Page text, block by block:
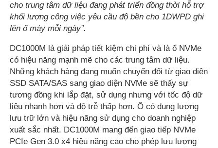
cho trung tâm dữ liệu đang phát triển đồng thời hỗ trợ
khối lượng công việc yêu cầu độ bền cho 1DWPD ghi
lên ổ máy mỗi ngày”.
DC1000M là giải pháp tiết kiệm chi phí và là ổ NVMe
có hiệu năng mạnh mẽ cho các trung tâm dữ liệu.
Những khách hàng đang muốn chuyển đổi từ giao diện
SSD SATA/SAS sang giao diện NVMe sẽ thấy sự
tương đồng khi lắp đặt, sử dụng nhưng với tốc độ dữ
liệu nhanh hơn và độ trễ thấp hơn. Ổ có dung lượng
lưu trữ lớn và hiệu năng sử dụng cho doanh nghiệp
xuất sắc nhất. DC1000M mang đến giao tiếp NVMe
PCIe Gen 3.0 x4 hiệu năng cao cho phép lưu lượng